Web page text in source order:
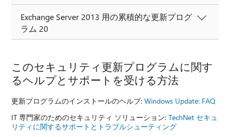
Exchange Server 2013 用の累積的な更新プログ
ラム 20
このセキュリティ更新プログラムに関す
るヘルプとサポートを受ける方法
更新プログラムのインストールのヘルプ:Windows Update: FAQ
IT 専門家のためのセキュリティ ソリューション:TechNet セキュ
リティに関するサポートとトラブルシューティング